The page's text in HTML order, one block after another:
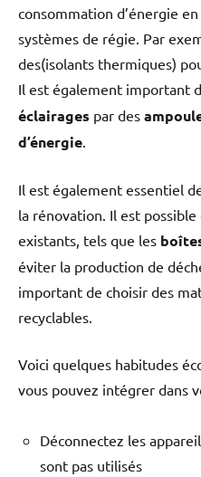
consommation d’énergie
systèmes de régie. Par
des(isolants thermiques)
Il est également important
éclairages par des
d’énergie.
Il est également essentiel
la rénovation. Il est
existants, tels que les
éviter la production de
important de choisir des
recyclables.
Voici quelques habitudes
vous pouvez intégrer dans
Déconnectez les
sont pas utilisés